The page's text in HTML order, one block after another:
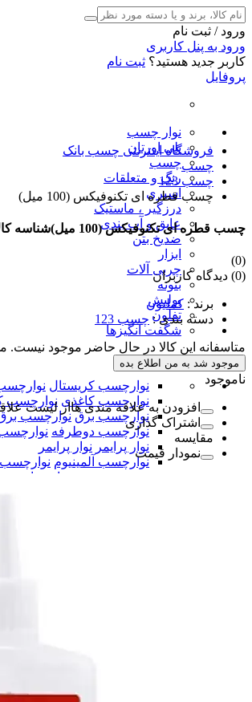
ورود / ثبت نام
ورود به پنل کاربری
کاربر جدید هستید؟ ثبت نام
پروفایل
نوار چسب
پلی اورتان
چسب
رنگ و متعلقات
اسپری
درزگیر ، ماستیک
عایق و آب بندی
ضدیخ بتن
ابزار
چربی آلات
بتونه
پولیش
تفلون
شگفت انگیزها
نوارچسب کریستال
نوارچسب کاغذی نوارچسب
نوارچسب برق نوارچسب
نوارچسب دوطرفه
نوار پرایمر نوار پرایمر
نوارچسب آلمینیوم نوارچسب
همه دسته بندی های نوار
فروشگاه اینترنتی چسب بانک
چسب
چسب 123
چسب قطره ای تکنوفیکس (100 میل)
چسب قطره ای تکنوفیکس (100 میل) شناسه کالا:
(0)
(0) دیدگاه کاربران
برند: کملیون
دسته بندی: چسب 123
متاسفانه این کالا در حال حاضر موجود نیست.
موجود شد به من اطلاع بده
ناموجود
افزودن به علاقه مندی هااز لیست
اشتراک گذاری
مقایسه
نمودار قیمت